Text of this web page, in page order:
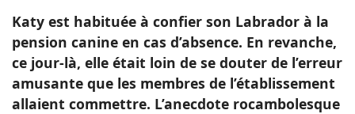
Katy est habituée à confier son Labrador à la
pension canine en cas d’absence. En revanche,
ce jour-là, elle était loin de se douter de l’erreur
amusante que les membres de l’établissement
allaient commettre. L’anecdote rocambolesque